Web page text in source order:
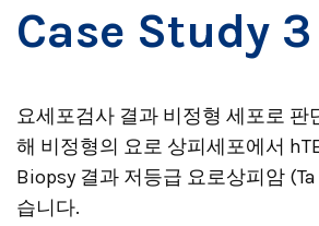
Case Study 3
요세포검사 결과 비정형 세포로 판
해 비정형의 요로 상피세포에서
Biopsy 결과 저등급 요로상피암
습니다.